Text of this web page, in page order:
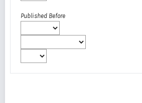
Published Before